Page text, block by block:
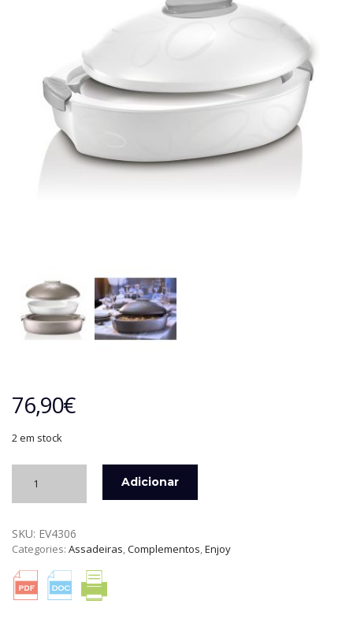
76,90€
2 em stock
CONTENTOR
3
LTS
C/
ASSADEIRA
Adicionar
SKU: EV4306
Categories: Assadeiras Complementos Enjoy